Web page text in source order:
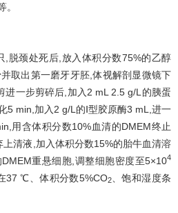
,脱颈处死后,放入体积分数75%的乙醇
取出第一磨牙牙胚,体视解剖显微镜下
进一步剪碎后,加入2 mL 2.5 g/L的胰蛋
5 min,加入2 g/L的Ⅰ型胶原酶3 mL,进一
用含体积分数10%血清的DMEM终止
清液,加入体积分数15%的胎牛血清溶
重悬细胞,调整细胞密度至5×104
37 ℃、体积分数5%CO2、饱和湿度条